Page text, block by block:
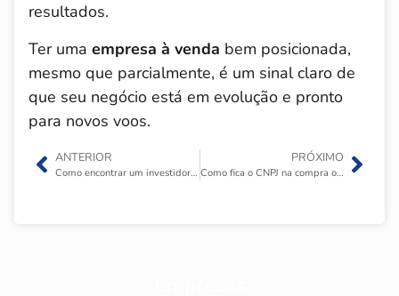
resultados.
Ter uma empresa à venda bem posicionada,
mesmo que parcialmente, é um sinal claro de
que seu negócio está em evolução e pronto
para novos voos.
ANTERIOR
Como encontrar um investidor para comprar minha empresa?
PRÓXIMO
Como fica o CNPJ na compra ou venda de uma empresa?